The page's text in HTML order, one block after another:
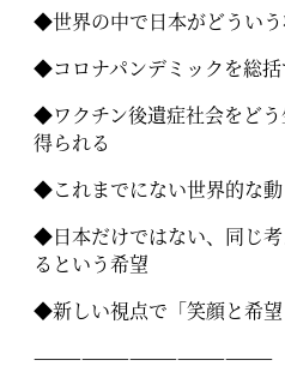
◆世界の中で日本がどうい
◆コロナパンデミックを総括
◆ワクチン後遺症社会をど
得られる
◆これまでにない世界的な動
◆日本だけではない、同じ
るという希望
◆新しい視点で「笑顔と希
———————————————